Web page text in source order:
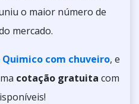
o maior número de
mercado.
Quimico com chuveiro, e
cotação gratuita com